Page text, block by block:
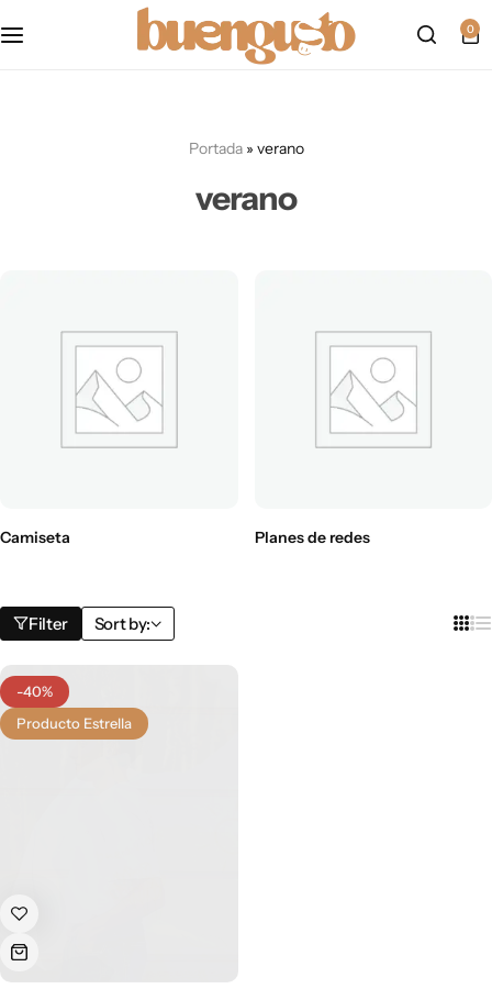
0
Portada» verano
verano
Camiseta Planes de redes
Filter Sort by:
-40%
Producto Estrella
Política de cookies
formulario de accesibilidad
politica-de-privacidad
Aviso Legal